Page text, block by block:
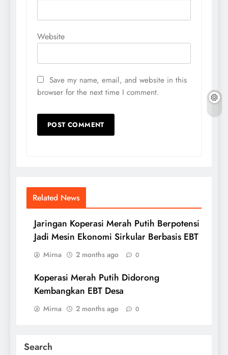
Website
Save my name, email, and website in this
browser for the next time I comment.
Related News
Jaringan Koperasi Merah Putih Berpotensi
Jadi Mesin Ekonomi Sirkular Berbasis EBT
Mirna 2 months ago 0
Koperasi Merah Putih Didorong
Kembangkan EBT Desa
Mirna 2 months ago 0
Search